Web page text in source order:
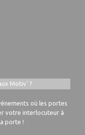
Motiv' ?
où les portes
votre interlocuteur à
porte !